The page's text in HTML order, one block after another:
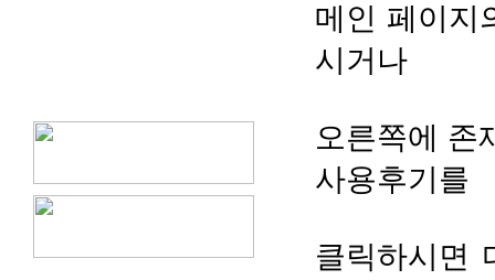
메인 페이지
시거나
오른쪽에 존
사용후기를
클릭하시면